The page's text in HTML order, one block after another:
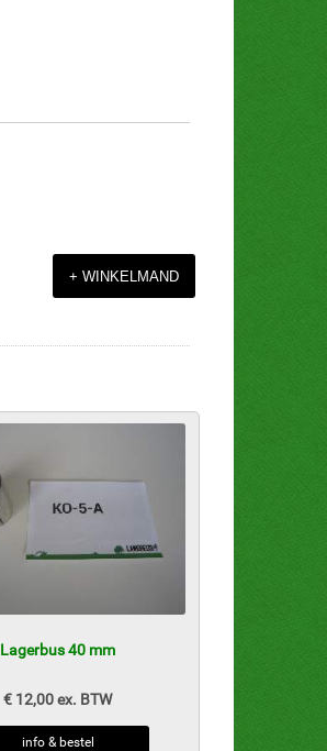
Lagerbus 40 mm
€ 12,00 ex. BTW
info & bestel